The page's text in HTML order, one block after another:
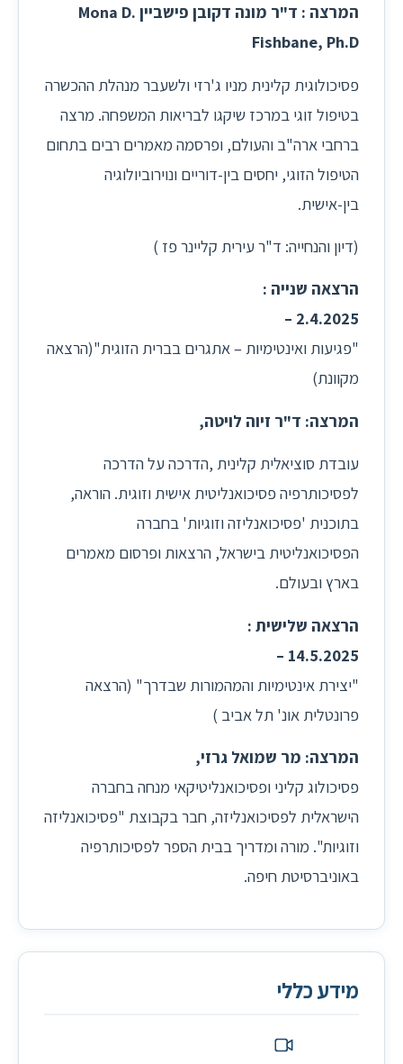
המרצה : ד"ר מונה דקובן פישביין Mona D.
Fishbane, Ph.D
פסיכולוגית קלינית מניו ג'רזי ולשעבר מנהלת ההכשרה
בטיפול זוגי במרכז שיקגו לבריאות המשפחה. מרצה
ברחבי ארה"ב והעולם, ופרסמה מאמרים רבים בתחום
הטיפול הזוגי, יחסים בין-דוריים ונוירוביולוגיה
בין-אישית.
(דיון והנחייה: ד"ר עירית קליינר פז )
הרצאה שנייה :
2.4.2025 –
"פגיעות ואינטימיות – אתגרים בברית הזוגית"(הרצאה
מקוונת)
המרצה: ד"ר זיוה לויטה,
עובדת סוציאלית קלינית ,הדרכה על הדרכה
לפסיכותרפיה פסיכואנליטית אישית וזוגית. הוראה,
בתוכנית 'פסיכואנליזה וזוגיות' בחברה
הפסיכואנליטית בישראל, הרצאות ופרסום מאמרים
בארץ ובעולם.
הרצאה שלישית :
14.5.2025 –
"יצירת אינטימיות והמהמורות שבדרך" (הרצאה
פרונטלית אונ' תל אביב )
המרצה: מר שמואל גרזי,
פסיכולוג קליני ופסיכואנליטיקאי מנחה בחברה
הישראלית לפסיכואנליזה, חבר בקבוצת "פסיכואנליזה
וזוגיות". מורה ומדריך בבית הספר לפסיכותרפיה
באוניברסיטת חיפה.
מידע כללי